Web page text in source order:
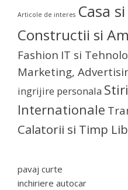
Articole de interes Casa
Constructii si
Fashion IT si
Marketing,
ingrijire personala
Internationale
Calatorii si Timp
pavaj curte
inchiriere autocar